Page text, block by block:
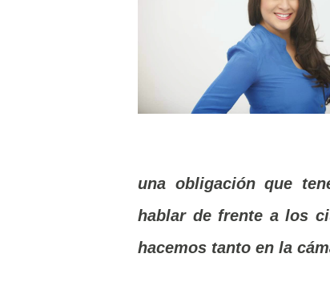
una obligación que
hablar de frente a los
hacemos tanto en la